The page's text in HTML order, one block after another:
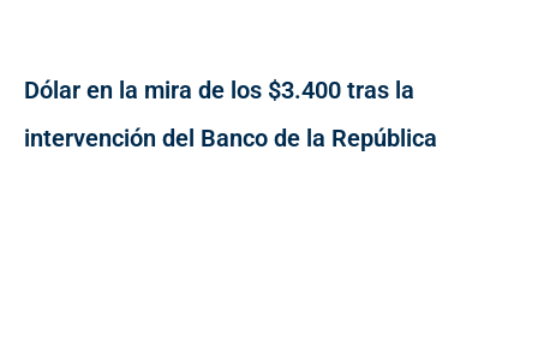
Dólar en la mira de los $3.400 tras la
intervención del Banco de la República